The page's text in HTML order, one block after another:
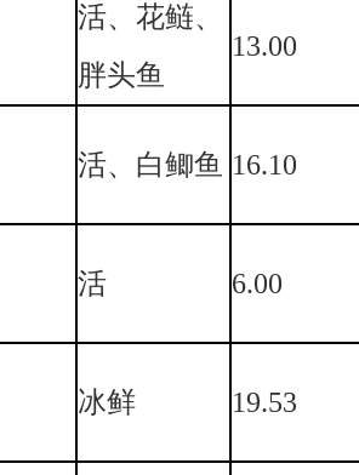
活、花鲢、
胖头鱼
13.00
活、白鲫鱼 16.10
活 6.00
冰鲜 19.53